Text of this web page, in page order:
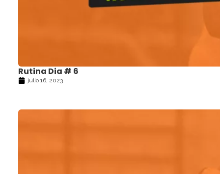
Rutina Dia # 6
julio 16, 2023